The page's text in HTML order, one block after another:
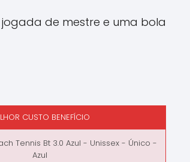
de mestre e uma bola
CUSTO BENEFÍCIO
Tennis Bt 3.0 Azul - Unissex - Único -
Azul